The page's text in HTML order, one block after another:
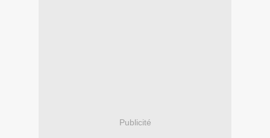
Publicité